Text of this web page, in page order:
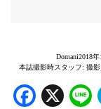
Domani2018
本誌撮影時スタッフ: 撮
X